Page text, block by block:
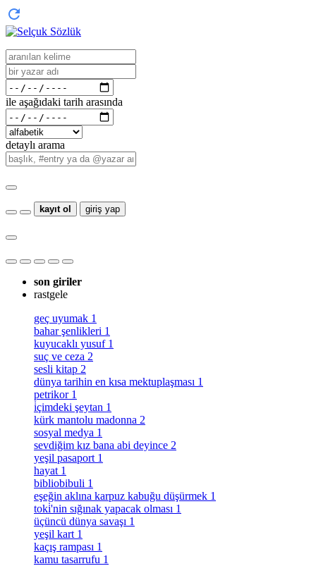
ile aşağıdaki tarih arasında
detaylı arama
kayıt ol giriş yap
son giriler
rastgele
geç uyumak 1
bahar şenlikleri 1
kuyucaklı yusuf 1
suç ve ceza 2
sesli kitap 2
dünya tarihin en kısa mektuplaşması 1
petrikor 1
i̇çimdeki şeytan 1
kürk mantolu madonna 2
sosyal medya 1
sevdiğim kız bana abi deyince 2
yeşil pasaport 1
hayat 1
bibliobibuli 1
eşeğin aklına karpuz kabuğu düşürmek 1
toki̇'nin sığınak yapacak olması 1
üçüncü dünya savaşı 1
yeşil kart 1
kaçış rampası 1
kamu tasarrufu 1